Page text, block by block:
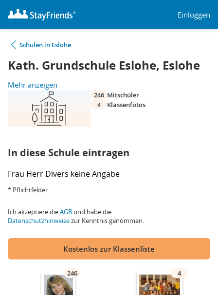
Einloggen
Schulen in Eslohe
Kath. Grundschule Eslohe, Eslohe
Mehr anzeigen
246 Mitschüler
4
Klassenfotos
In diese Schule eintragen
Frau Herr Divers keine Angabe
* Pflichtfelder
Ich akzeptiere dieAGB und habe die
Datenschutzhinweisezur Kenntnis genommen.
Kostenlos zur Klassenliste
246 4